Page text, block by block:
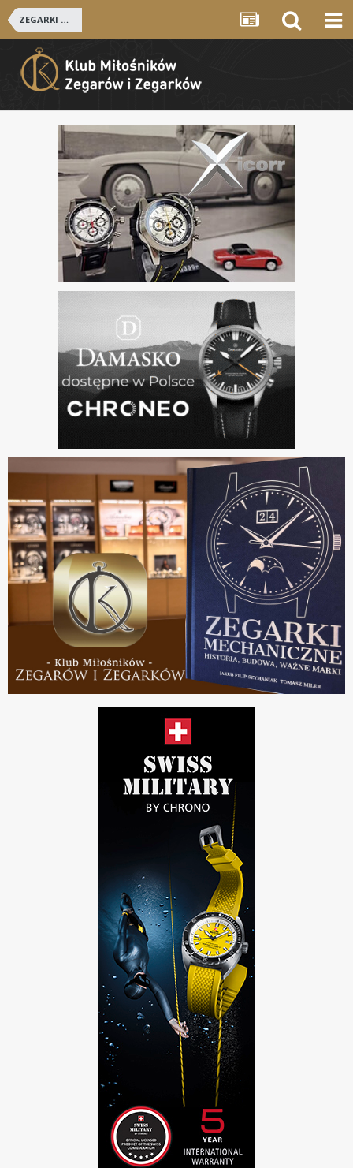
ZEGARKI ROSYJSKIE I RADZIECKIE